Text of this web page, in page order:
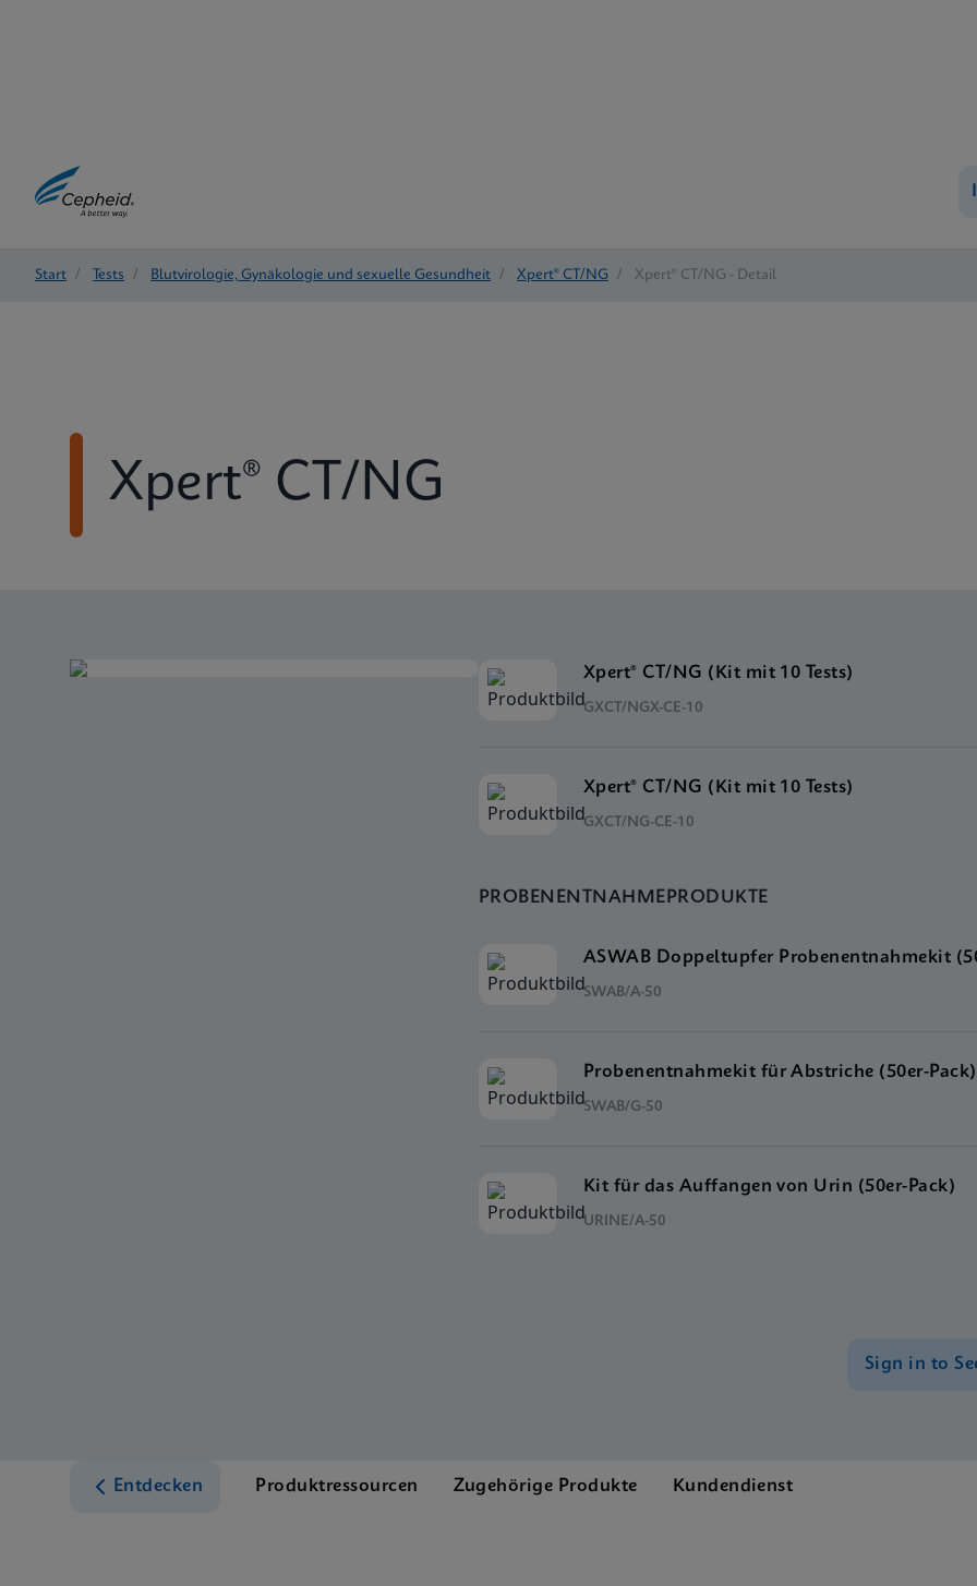
Start / Tests / Blutvirologie, Gynäkologie und sexuelle Gesundheit / Xpert® CT/NG / Xpert® CT/NG - Detail
Xpert® CT/NG
Xpert® CT/NG (Kit mit 10 Tests)
GXCT/NGX-CE-10
Xpert® CT/NG (Kit mit 10 Tests)
GXCT/NG-CE-10
PROBENENTNAHMEPRODUKTE
ASWAB Doppeltupfer Probenentnahmekit
SWAB/A-50
Probenentnahmekit für Abstriche (50er-Pack)
SWAB/G-50
Kit für das Auffangen von Urin (50er-Pack)
URINE/A-50
Sign in to
Entdecken Produktressourcen Zugehörige Produkte Kundendienst